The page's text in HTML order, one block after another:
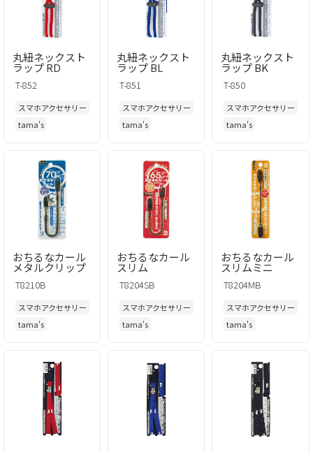
丸紐ネックスト
ラップ RD
T-852
スマホアクセサリー
tama's
丸紐ネックスト
ラップ BL
T-851
スマホアクセサリー
tama's
丸紐ネックスト
ラップ BK
T-850
スマホアクセサリー
tama's
おちるなカール
メタルクリップ
T8210B
スマホアクセサリー
tama's
おちるなカール
スリム
T8204SB
スマホアクセサリー
tama's
おちるなカール
スリムミニ
T8204MB
スマホアクセサリー
tama's